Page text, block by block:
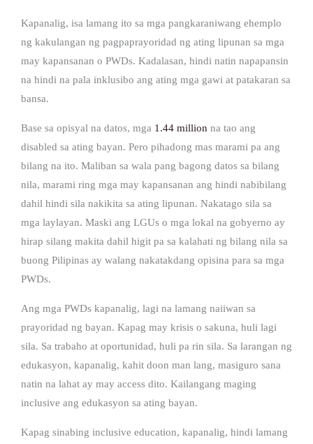
Kapanalig, isa lamang ito sa mga pangkaraniwang ehemplo
ng kakulangan ng pagpaprayoridad ng ating lipunan sa mga
may kapansanan o PWDs. Kadalasan, hindi natin napapansin
na hindi na pala inklusibo ang ating mga gawi at patakaran sa
bansa.
Base sa opisyal na datos, mga 1.44 million na tao ang
disabled sa ating bayan. Pero pihadong mas marami pa ang
bilang na ito. Maliban sa wala pang bagong datos sa bilang
nila, marami ring mga may kapansanan ang hindi nabibilang
dahil hindi sila nakikita sa ating lipunan. Nakatago sila sa
mga laylayan. Maski ang LGUs o mga lokal na gobyerno ay
hirap silang makita dahil higit pa sa kalahati ng bilang nila sa
buong Pilipinas ay walang nakatakdang opisina para sa mga
PWDs.
Ang mga PWDs kapanalig, lagi na lamang naiiwan sa
prayoridad ng bayan. Kapag may krisis o sakuna, huli lagi
sila. Sa trabaho at oportunidad, huli pa rin sila. Sa larangan ng
edukasyon, kapanalig, kahit doon man lang, masiguro sana
natin na lahat ay may access dito. Kailangang maging
inclusive ang edukasyon sa ating bayan.
Kapag sinabing inclusive education, kapanalig, hindi lamang